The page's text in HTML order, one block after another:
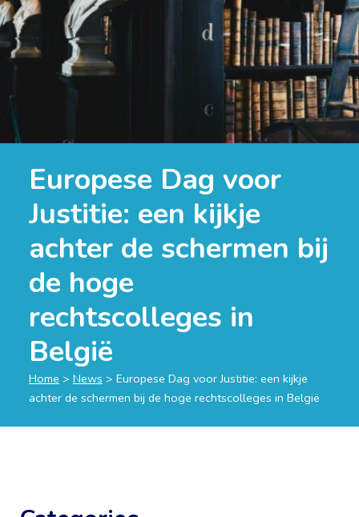
Europese Dag voor
Justitie: een kijkje
achter de schermen bij
de hoge
rechtscolleges in
België
Home > News > Europese Dag voor Justitie: een kijkje
achter de schermen bij de hoge rechtscolleges in België